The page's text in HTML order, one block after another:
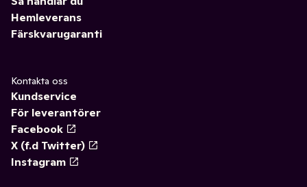
Hemleverans
Färskvarugaranti
Kontakta oss
Kundservice
För leverantörer
Facebook
X (f.d Twitter)
Instagram